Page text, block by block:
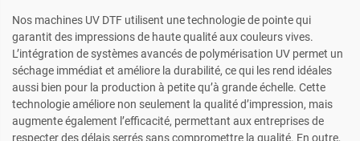
Nos machines UV DTF utilisent une technologie de pointe qui
garantit des impressions de haute qualité aux couleurs vives.
L’intégration de systèmes avancés de polymérisation UV permet un
séchage immédiat et améliore la durabilité, ce qui les rend idéales
aussi bien pour la production à petite qu’à grande échelle. Cette
technologie améliore non seulement la qualité d’impression, mais
augmente également l’efficacité, permettant aux entreprises de
respecter des délais serrés sans compromettre la qualité. En outre,